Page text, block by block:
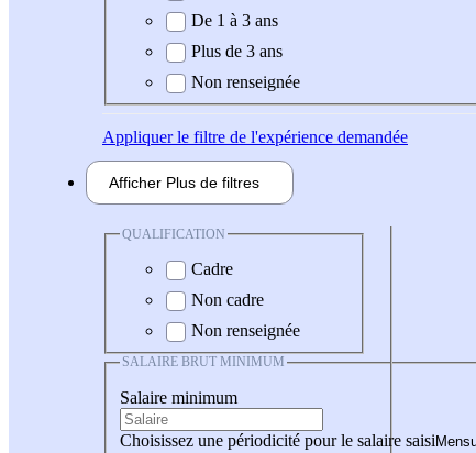
De 1 à 3 ans
Plus de 3 ans
Non renseignée
Appliquerle filtre de l'expérience demandée
Afficher Plus de filtres
QUALIFICATION
Cadre
Non cadre
Non renseignée
SALAIRE BRUT MINIMUM
Salaire minimum
Choisissez une périodicité pour le salaire saisi